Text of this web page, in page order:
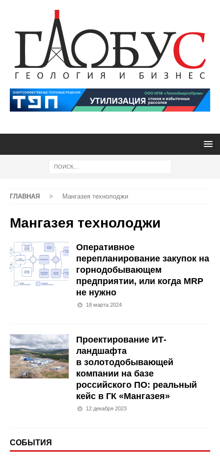
ГЛАВНАЯ > Мангазея технолоджи
Мангазея технолоджи
Оперативное
перепланирование закупок на
горнодобывающем
предприятии, или когда MRP
не нужно
18 марта 2024
Проектирование ИТ-
ландшафта
в золотодобывающей
компании на базе
российского ПО: реальный
кейс в ГК «Мангазея»
12 декабря 2023
СОБЫТИЯ